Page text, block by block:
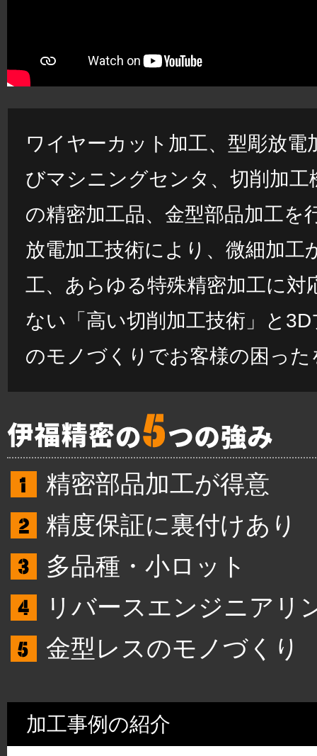
ワイヤーカット加工、型彫放電
びマシニングセンタ、切削加
の精密加工品、金型部品加工を
放電加工技術により、微細加工
工、あらゆる特殊精密加工に対
ない「高い切削加工技術」と
のモノづくりでお客様の困っ
精密部品加工が得意
精度保証に裏付けあり
多品種・小ロット
リバースエンジニアリ
金型レスのモノづくり
加工事例の紹介